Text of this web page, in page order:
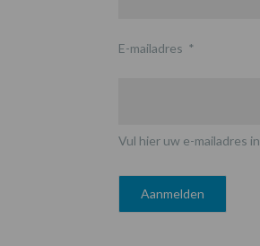
E-mailadres *
Vul hier uw e-mailadres in